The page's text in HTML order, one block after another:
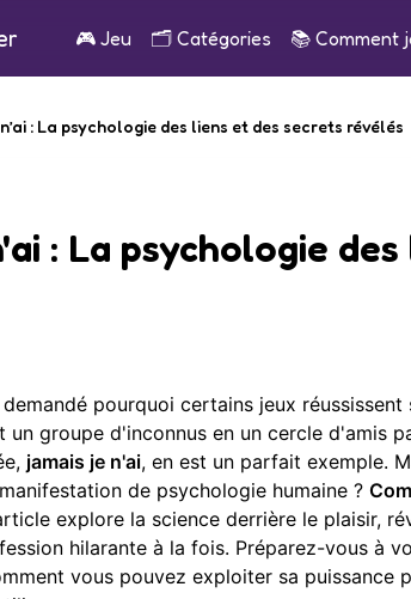
🎮Jeu 🗂️Catégories 📚Comment
: La psychologie des liens et des secrets révélés
: La psychologie
pourquoi certains jeux
groupe d'inconnus en un cercle d'amis
jamais je n'ai, en est un parfait exemple.
de psychologie humaine ?
explore la science derrière le plaisir,
hilarante à la fois. Préparez-vous à
vous pouvez exploiter sa puissance